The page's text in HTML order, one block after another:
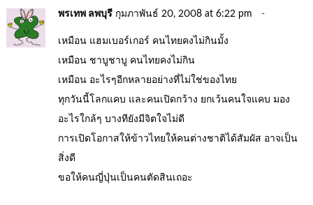
พรเทพ ลพบุรี กุมภาพันธ์ 20, 2008 at 6:22 pm
เหมือน แฮมเบอร์เกอร์ คนไทยคงไม่กินมั้ง
เหมือน ชาบูชาบู คนไทยคงไม่กิน
เหมือน อะไรๆอีกหลายอย่างที่ไม่ใช่ของไทย
ทุกวันนี้โลกแคบ และคนเปิดกว้าง ยกเว้นคนใจแคบ มอง
อะไรใกล้ๆ บางทียังมีจิตใจไม่ดี
การเปิดโอกาสให้ข้าวไทยให้คนต่างชาติได้สัมผัส อาจเป็น
สิ่งดี
ขอให้คนญี่ปุ่นเป็นคนตัดสินเถอะ